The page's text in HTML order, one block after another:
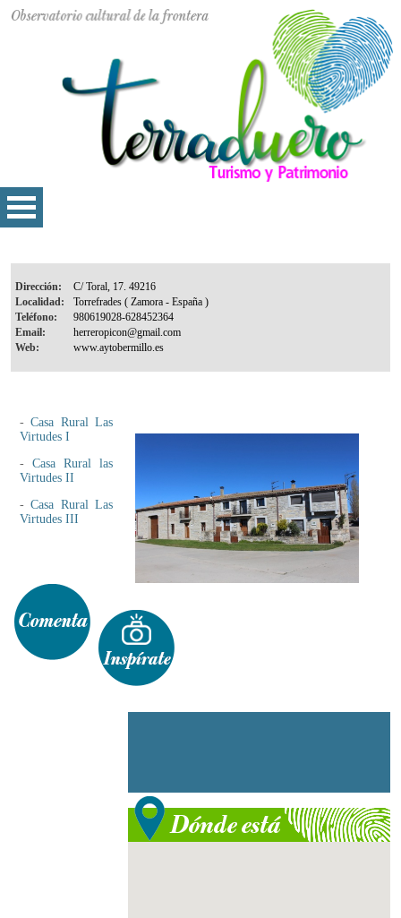
Dirección:
Localidad:
Teléfono:
Email:
Web:
-Casa Rural Las
Virtudes I
- Casa Rural las
Virtudes II
-Casa Rural Las
Virtudes III